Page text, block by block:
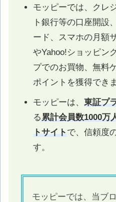
モッピーでは、クレ
ト銀行等の口座開設
ード、スマホの月額
やYahoo!ショッピン
プでのお買物、無料
ポイントを獲得できま
モッピーは、 東証プ
る累計会員数1000万
トサイト で、信頼度
す。
モッピーでは、当ブ